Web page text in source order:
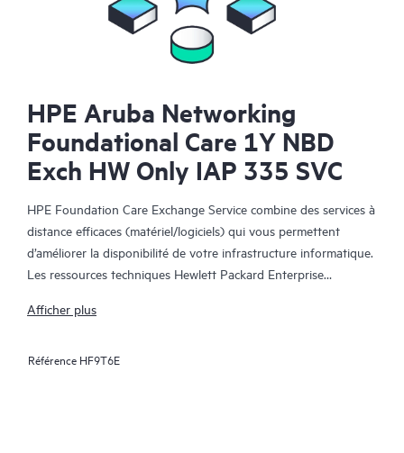
HPE Aruba Networking
Foundational Care 1Y NBD
Exch HW Only IAP 335 SVC
HPE Foundation Care Exchange Service combine des services à
distance efficaces (matériel/logiciels) qui vous permettent
d’améliorer la disponibilité de votre infrastructure informatique.
Les ressources techniques Hewlett Packard Enterprise
problèmes matériels et logiciels survenus sur vos produits HPE.
Le service d’échange matériel propose un échange de pièces
Afficher plus
Référence HF9T6E